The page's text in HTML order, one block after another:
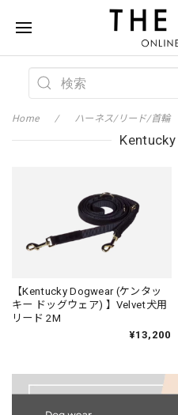
Home ハーネス/リード/首輪
【Kentucky Dogwear (ケンタッ
キー ドッグウェア) 】Velvet犬用
リード 2M
¥13,200